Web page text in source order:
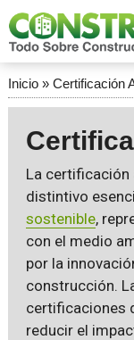
Inicio» Certificación
La certificación
distintivo
sostenible,
con el medio
por la
construcción.
certificaciones
reducir el